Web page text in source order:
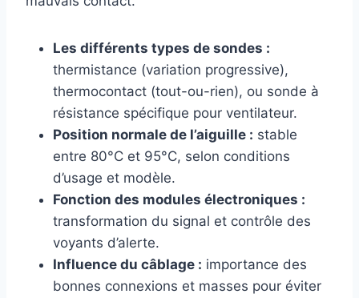
Les différents types de sondes :
thermistance (variation progressive),
thermocontact (tout-ou-rien), ou sonde à
résistance spécifique pour ventilateur.
Position normale de l’aiguille : stable
entre 80°C et 95°C, selon conditions
d’usage et modèle.
Fonction des modules électroniques :
transformation du signal et contrôle des
voyants d’alerte.
Influence du câblage : importance des
bonnes connexions et masses pour éviter